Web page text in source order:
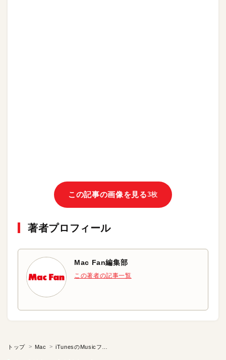
この記事の画像を見る3枚
著者プロフィール
Mac Fan編集部
この著者の記事一覧
トップ Mac